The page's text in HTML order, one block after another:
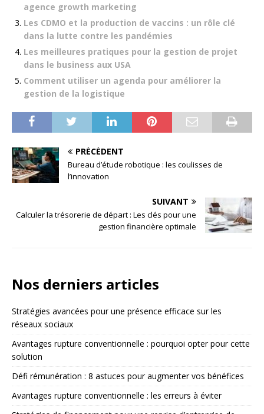
agence growth marketing
Les CDMO et la production de vaccins : un rôle clé
dans la lutte contre les pandémies
Les meilleures pratiques pour la gestion de projet
dans le business aux USA
Comment utiliser un agenda pour améliorer la
gestion de la logistique
PRÉCÉDENT
Bureau d’étude robotique : les coulisses de
l’innovation
SUIVANT
Calculer la trésorerie de départ : Les clés pour une
gestion financière optimale
Nos derniers articles
Stratégies avancées pour une présence efficace sur les
réseaux sociaux
Avantages rupture conventionnelle : pourquoi opter pour cette
solution
Défi rémunération : 8 astuces pour augmenter vos bénéfices
Avantages rupture conventionnelle : les erreurs à éviter